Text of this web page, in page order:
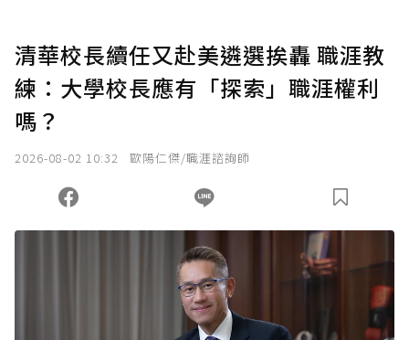
清華校長續任又赴美遴選挨轟 職涯教
練：大學校長應有「探索」職涯權利
嗎？
2026-08-02 10:32 歐陽仁傑/職涯諮詢師